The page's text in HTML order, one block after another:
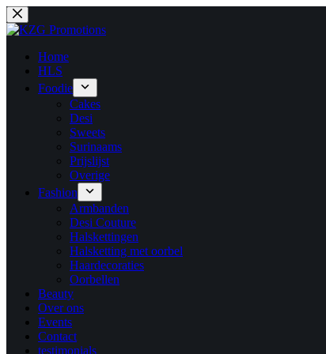
Ga
naar
inhoudHome
HLS
Foodie
Cakes
Desi
Sweets
Surinaams
Prijslijst
Overige
Fashion
Armbanden
Desi Couture
Halskettingen
Halsketting met oorbel
Haardecoraties
Oorbellen
Beauty
Over ons
Events
Contact
testimonials